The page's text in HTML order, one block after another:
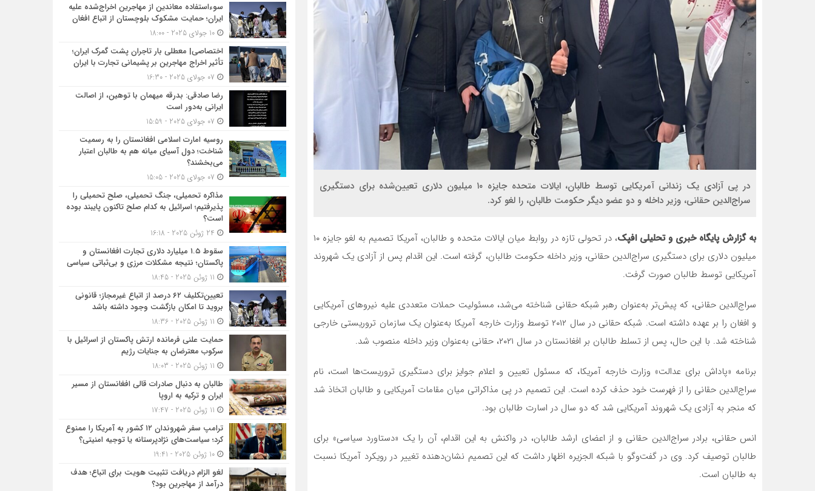
در پی آزادی یک زندانی آمریکایی توسط طالبان، ایالات متحده جایزه ۱۰ میلیون دلاری تعیین‌شده برای دستگیری
سراج‌الدین حقانی، وزیر داخله و دو عضو دیگر حکومت طالبان، را لغو کرد.
به گزارش پایگاه خبری و تحلیلی افپک
، در تحولی تازه در روابط میان ایالات متحده و طالبان، آمریکا تصمیم به لغو جایزه ۱۰
میلیون دلاری برای دستگیری سراج‌الدین حقانی، وزیر داخله حکومت طالبان، گرفته است. این اقدام پس از آزادی یک شهروند
آمریکایی توسط طالبان صورت گرفت.
سراج‌الدین حقانی، که پیش‌تر به‌عنوان رهبر شبکه حقانی شناخته می‌شد، مسئولیت حملات متعددی علیه نیروهای آمریکایی
و افغان را بر عهده داشته است. شبکه حقانی در سال ۲۰۱۲ توسط وزارت خارجه آمریکا به‌عنوان یک سازمان تروریستی خارجی
شناخته شد. با این حال، پس از تسلط طالبان بر افغانستان در سال ۲۰۲۱، حقانی به‌عنوان وزیر داخله منصوب شد.
برنامه «پاداش برای عدالت» وزارت خارجه آمریکا، که مسئول تعیین و اعلام جوایز برای دستگیری تروریست‌ها است، نام
سراج‌الدین حقانی را از فهرست خود حذف کرده است. این تصمیم در پی مذاکراتی میان مقامات آمریکایی و طالبان اتخاذ شد
که منجر به آزادی یک شهروند آمریکایی شد که دو سال در اسارت طالبان بود.
انس حقانی، برادر سراج‌الدین حقانی و از اعضای ارشد طالبان، در واکنش به این اقدام، آن را یک «دستاورد سیاسی» برای
طالبان توصیف کرد. وی در گفت‌وگو با شبکه الجزیره اظهار داشت که این تصمیم نشان‌دهنده تغییر در رویکرد آمریکا نسبت
به طالبان است.
سوءاستفاده معاندین از مهاجرین اخراج‌شده علیه
ایران؛ حمایت مشکوک بلوچستان از اتباع افغان
10 جولای 2025 - 18:00
اختصاصی| معطلی بار تاجران پشت گمرک ایران؛
تأثیر اخراج مهاجرین بر پشیمانی تجارت با ایران
رضا صادقی: بدرقه میهمان با توهین، از اصالت
ایرانی به‌دور است
روسیه امارت اسلامی افغانستان را به رسمیت
شناخت؛ دول آسیای میانه هم به طالبان اعتبار
می‎‌بخشند؟
مذاکره تحمیلی، جنگ تحمیلی، صلح تحمیلی را
پذیرفتیم؛ اسرائیل به کدام صلح تاکنون پایبند بوده
است؟
سقوط ۱.۵ میلیارد دلاری تجارت افغانستان و
پاکستان؛ نتیجه مشکلات مرزی و بی‌ثباتی سیاسی
تعیین‌تکلیف ۶۲ درصد از اتباع غیرمجاز؛ قانونی
بروید تا امکان بازگشت وجود داشته باشد
حمایت علنی فرمانده ارتش پاکستان از اسرائیل با
سرکوب معترضان به جنایات رژیم
طالبان به دنبال صادرات قالی افغانستان از مسیر
ایران و ترکیه به اروپا
ترامپ سفر شهروندان ۱۲ کشور به آمریکا را ممنوع
کرد؛ سیاست‌های نژادپرستانه یا توجیه امنیتی؟
10 ژوئن 2025 - 19:41
لغو الزام دریافت تثبیت هویت برای اتباع؛ هدف
درآمد از مهاجرین بود؟